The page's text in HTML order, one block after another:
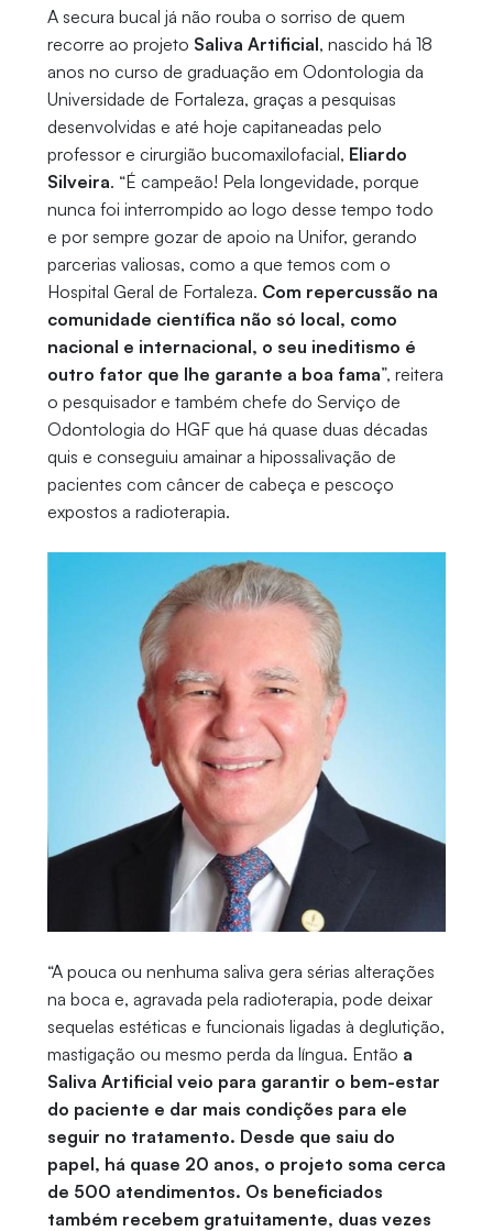
A secura bucal já não rouba o sorriso de quem
recorre ao projeto Saliva Artificial, nascido há 18
anos no curso de graduação em Odontologia da
Universidade de Fortaleza, graças a pesquisas
desenvolvidas e até hoje capitaneadas pelo
professor e cirurgião bucomaxilofacial, Eliardo
Silveira. “É campeão! Pela longevidade, porque
nunca foi interrompido ao logo desse tempo todo
e por sempre gozar de apoio na Unifor, gerando
parcerias valiosas, como a que temos com o
Hospital Geral de Fortaleza. Com repercussão na
comunidade científica não só local, como
nacional e internacional, o seu ineditismo é
outro fator que lhe garante a boa fama”, reitera
o pesquisador e também chefe do Serviço de
Odontologia do HGF que há quase duas décadas
quis e conseguiu amainar a hipossalivação de
pacientes com câncer de cabeça e pescoço
expostos a radioterapia.
“A pouca ou nenhuma saliva gera sérias alterações
na boca e, agravada pela radioterapia, pode deixar
sequelas estéticas e funcionais ligadas à deglutição,
mastigação ou mesmo perda da língua. Então a
Saliva Artificial veio para garantir o bem-estar
do paciente e dar mais condições para ele
seguir no tratamento. Desde que saiu do
papel, há quase 20 anos, o projeto soma cerca
de 500 atendimentos. Os beneficiados
também recebem gratuitamente, duas vezes